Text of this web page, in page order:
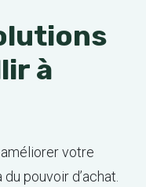
à
pouvoir d’achat.